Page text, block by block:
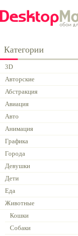
Категории
3D
Авторские
Абстракция
Авиация
Авто
Анимация
Графика
Города
Девушки
Дети
Еда
Животные
Кошки
Собаки